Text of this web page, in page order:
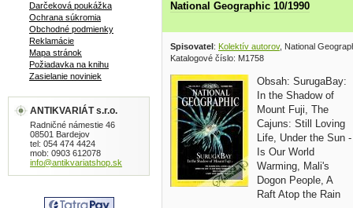
National Geographic 10/1990
Spisovatel: Kolektív autorov, National
Katalogové číslo: M1758
Obsah: SurugaBay:
In the Shadow of
Mount Fuji, The
Cajuns: Still Loving
Life, Under the Sun -
Is Our World
Warming, Mali's
Dogon People, A
Raft Atop the Rain
Darčeková poukážka
Ochrana súkromia
Obchodné podmienky
Reklamácie
Mapa stránok
Požiadavka na knihu
Zasielanie noviniek
ANTIKVARIÁT s.r.o.
Radničné námestie 46
08501 Bardejov
tel: 054 474 4424
mob: 0903 612078
info@antikvariatshop.sk